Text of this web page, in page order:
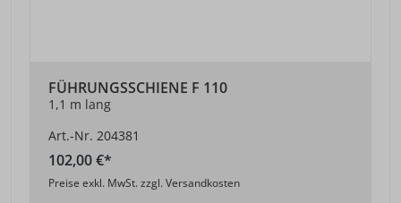
FÜHRUNGSSCHIENE F 110
1,1 m lang
Art.-Nr. 204381
102,00 €*
Preise exkl. MwSt. zzgl. Versandkosten